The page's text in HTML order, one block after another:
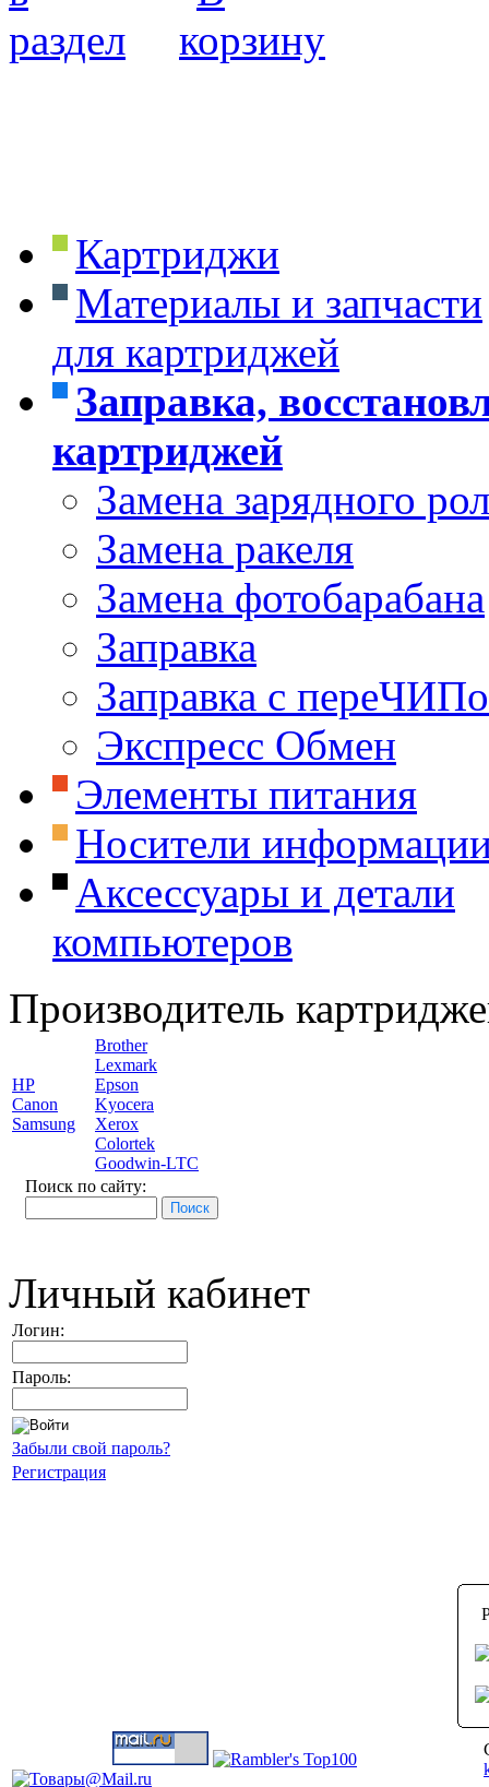
Картриджи
Материалы и запчасти
для картриджей
Заправка,
картриджей
Замена зарядного
Замена ракеля
Замена фотобарабана
Заправка
Заправка с
Экспресс Обмен
Элементы питания
Носители
Аксессуары и детали
компьютеров
Производитель
HP
Canon
Samsung
Brother
Lexmark
Epson
Kyocera
Xerox
Colortek
Goodwin-LTC
Поиск по сайту:
Личный кабинет
Логин:
Пароль:
Забыли свой пароль?
Регистрация